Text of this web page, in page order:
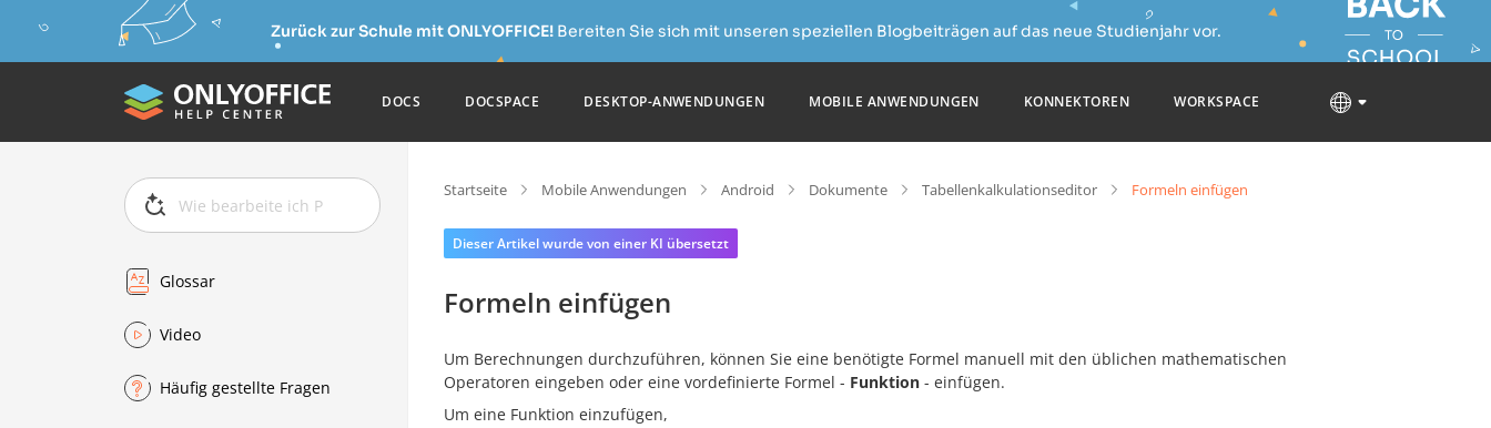
Zurück zur Schule mit ONLYOFFICE!Bereiten Sie sich mit unseren speziellen Blogbeiträgen auf das neue Studienjahr vor.
DOCS DOCSPACE DESKTOP-ANWENDUNGEN MOBILE ANWENDUNGEN KONNEKTOREN WORKSPACE
Glossar
Video
Häufig gestellte Fragen
Startseite Mobile Anwendungen Android Dokumente Tabellenkalkulationseditor Formeln einfügen
Dieser Artikel wurde von einer KI übersetzt
Formeln einfügen
Um Berechnungen durchzuführen, können Sie eine benötigte Formel manuell mit den üblichen mathematischen
Operatoren eingeben oder eine vordefinierte Formel - Funktion - einfügen.
Um eine Funktion einzufügen,